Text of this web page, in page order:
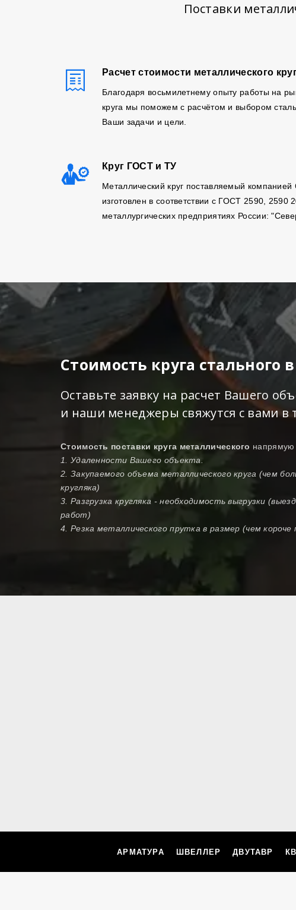
Поставки
Расчет стоимости металлического
Благодаря восьмилетнему опыту работы на
круга мы поможем с расчётом и выбором
Ваши задачи и цели.
Круг ГОСТ и ТУ
Металлический круг поставляемый
изготовлен в соответствии с ГОСТ 2590, 2590
металлургических предприятиях России:
Стоимость круга стального
Оставьте заявку на расчет Вашего
и наши менеджеры свяжутся с вами в
Стоимость поставки круга металлического напрямую
1. Удаленности Вашего объекта.
2. Закупаемого объема металлического круга (чем
кругляка)
3. Разгрузка кругляка - необходимость выгрузки
работ)
4. Резка металлического прутка в размер (чем
АРМАТУРА ШВЕЛЛЕР ДВУТАВР